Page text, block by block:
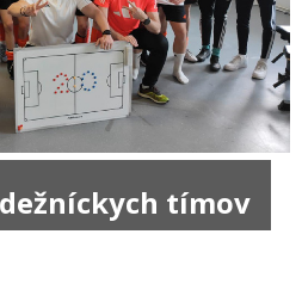
tímov